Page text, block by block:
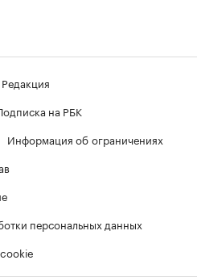
Редакция
на РБК
Информация об ограничениях
персональных данных